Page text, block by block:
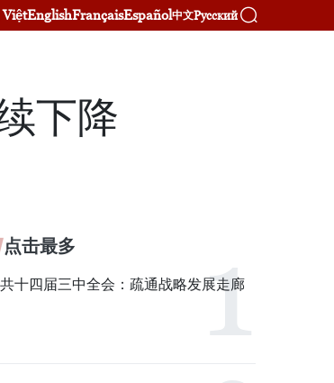
EnglishFrançaisEspañol中文Русский
下降
点击最多
十四届三中全会：疏通战略发展走廊